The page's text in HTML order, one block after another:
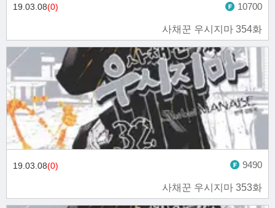
사채꾼 우시지마 354화
19.03.08(0) 10700
사채꾼 우시지마 353화
19.03.08(0) 9490